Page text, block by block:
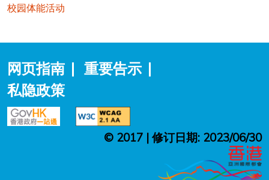
校园体能活动
网页指南 | 重要告示 |
私隐政策
© 2017 | 修订日期: 2023/06/30